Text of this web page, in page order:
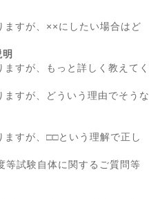
ますが、××にしたい場合はど
ますが、もっと詳しく教えてく
ますが、どういう理由でそうな
ますが、□□という理解で正し
等試験自体に関するご質問等